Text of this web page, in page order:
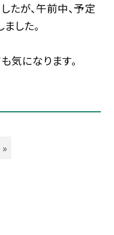
たが、午前中、予定
した。
気になります。
»